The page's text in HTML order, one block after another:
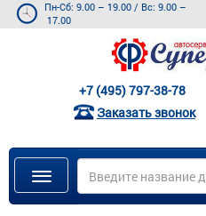
Пн-Сб: 9.00 – 19.00 / Вс: 9.00 –
17.00
+7 (495) 797-38-78
Заказать звонок